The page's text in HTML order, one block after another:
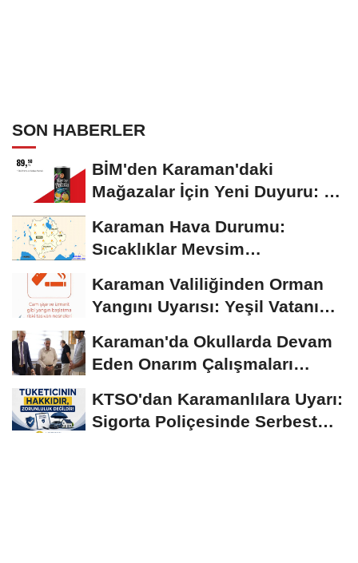
SON HABERLER
BİM'den Karaman'daki
Mağazalar İçin Yeni Duyuru: 11
Karaman Hava Durumu:
Sıcaklıklar Mevsim
Seyrediyor
Karaman Valiliğinden Orman
Yangını Uyarısı: Yeşil Vatanı
Karaman'da Okullarda Devam
Eden Onarım Çalışmaları
KTSO'dan Karamanlılara Uyarı:
Sigorta Poliçesinde Serbest